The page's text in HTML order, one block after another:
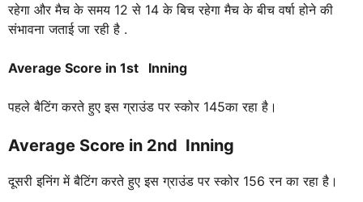
रहेगा और मैच के समय 12 से 14 के बिच रहेगा मैच के बीच वर्षा होने की
संभावना जताई जा रही है .
Average Score in 1st Inning
पहले बैटिंग करते हुए इस ग्राउंड पर स्कोर 145का रहा है।
Average Score in 2nd Inning
दूसरी इनिंग में बैटिंग करते हुए इस ग्राउंड पर स्कोर 156 रन का रहा है।